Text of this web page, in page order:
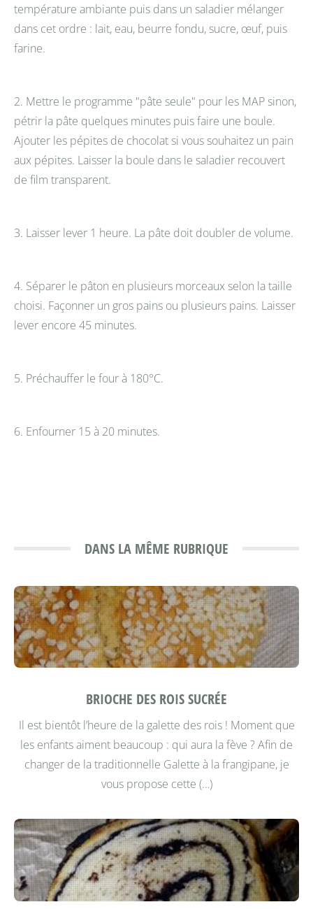
température ambiante puis dans un saladier mélanger
dans cet ordre : lait, eau, beurre fondu, sucre, œuf, puis
farine.
2. Mettre le programme "pâte seule" pour les MAP sinon,
pétrir la pâte quelques minutes puis faire une boule.
Ajouter les pépites de chocolat si vous souhaitez un pain
aux pépites. Laisser la boule dans le saladier recouvert
de film transparent.
3. Laisser lever 1 heure. La pâte doit doubler de volume.
4. Séparer le pâton en plusieurs morceaux selon la taille
choisi. Façonner un gros pains ou plusieurs pains. Laisser
lever encore 45 minutes.
5. Préchauffer le four à 180°C.
6. Enfourner 15 à 20 minutes.
DANS LA MÊME RUBRIQUE
BRIOCHE DES ROIS SUCRÉE
Il est bientôt l’heure de la galette des rois ! Moment que
les enfants aiment beaucoup : qui aura la fève ? Afin de
changer de la traditionnelle Galette à la frangipane, je
vous propose cette (…)